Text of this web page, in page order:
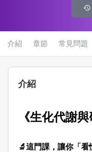
介紹 章節 常見問題
介紹
《生化代謝
🔬這門課，讓你「看